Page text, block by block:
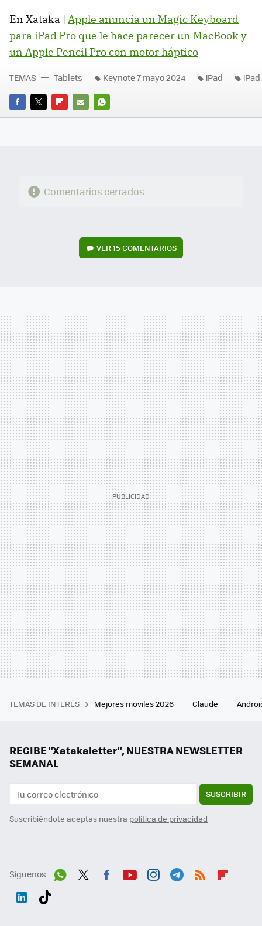
En Xataka | Apple anuncia un Magic Keyboard
para iPad Pro que le hace parecer un MacBook y
un Apple Pencil Pro con motor háptico
FACEBOOK
TWITTERFLIPBOARD
E-
WHATSAPP
TEMAS Tablets Keynote 7 mayo 2024 iPad
Comentarios cerrados
VER15 COMENTARIOS
TEMAS DE INTERÉS Mejores moviles 2026 Claude
RECIBE "Xatakaletter", NUESTRA NEWSLETTER
SEMANAL
SUSCRIBIR
Suscribiéndote aceptas nuestra política de privacidad
Síguenos